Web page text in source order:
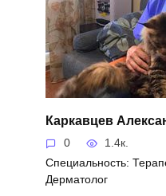
Каркавцев
0 1.4к.
Специальность:
Дерматолог